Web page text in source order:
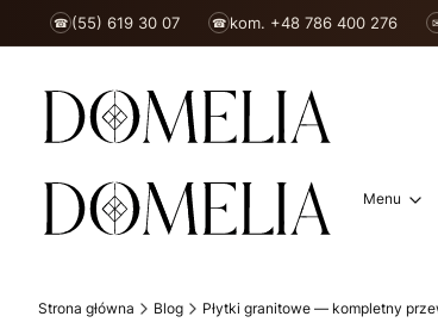
☎ (55) 619 30 07 ☎ kom. +48 786 400 276
Menu
Strona główna Blog Płytki granitowe — kompletny